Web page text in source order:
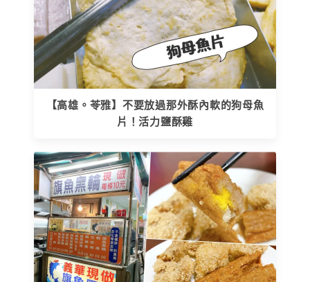
【高雄。苓雅】不要放過那外酥內軟的狗母魚
片！活力鹽酥雞